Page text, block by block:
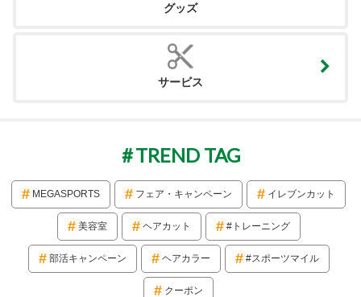
グッズ
サービス
TREND TAG
MEGASPORTS フェア・キャンペーン イレブンカット
美容室 ヘアカット #トレーニング
部活キャンペーン ヘアカラー #スポーツマイル
クーポン